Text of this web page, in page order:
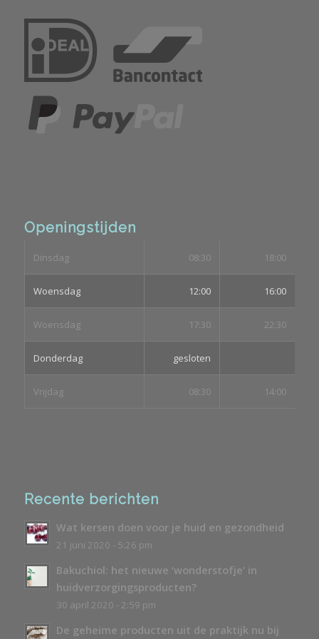
Openingstijden
Dinsdag 08:30 18:00
Woensdag 12:00 16:00
Woensdag 17:30 22:30
Donderdag gesloten
Vrijdag 08:30 14:00
Recente berichten
Wat kersen doen voor je huid en gezondheid
21 juni 2020 - 5:26 pm
Bakuchiol: het nieuwe ‘wonderstofje’ in
huidverzorgingsproducten?
30 april 2020 - 2:59 pm
De geheime producten uit de praktijk nu bij